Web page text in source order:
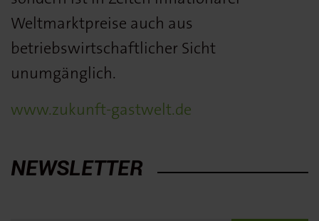
Weltmarktpreise auch aus
betriebswirtschaftlicher Sicht
unumgänglich.
www.zukunft-gastwelt.de
NEWSLETTER